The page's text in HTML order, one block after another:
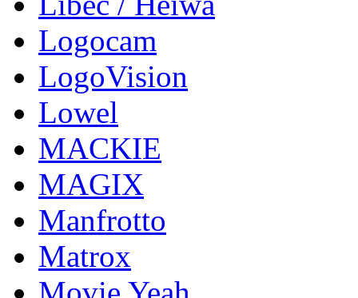
Logocam
LogoVision
Lowel
MACKIE
MAGIX
Manfrotto
Matrox